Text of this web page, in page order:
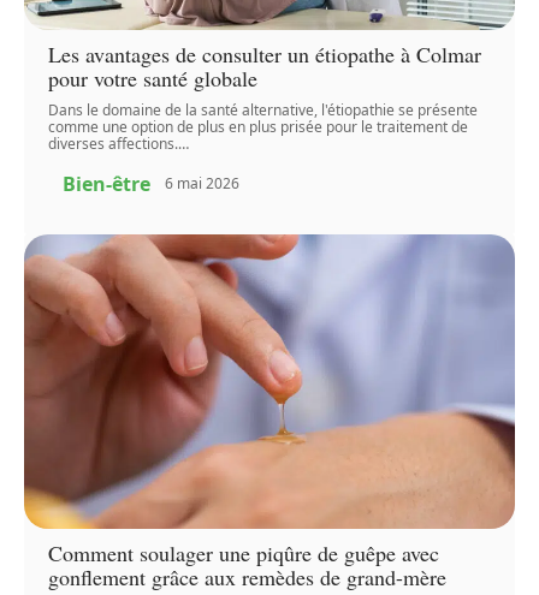
Les avantages de consulter un étiopathe à Colmar
pour votre santé globale
Dans le domaine de la santé alternative, l'étiopathie se présente
comme une option de plus en plus prisée pour le traitement de
diverses affections.…
Bien-être 6 mai 2026
Comment soulager une piqûre de guêpe avec
gonflement grâce aux remèdes de grand-mère